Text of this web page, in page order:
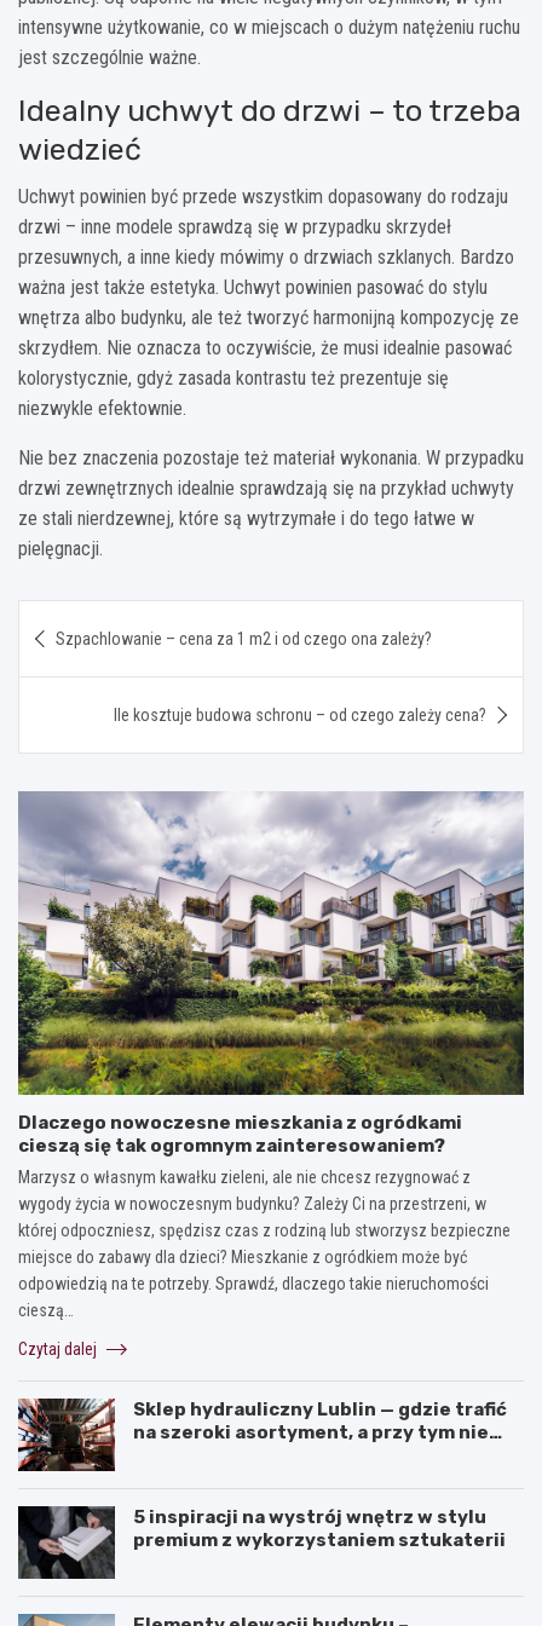
intensywne użytkowanie, co w miejscach o dużym natężeniu ruchu
jest szczególnie ważne.
Idealny uchwyt do drzwi – to trzeba
wiedzieć
Uchwyt powinien być przede wszystkim dopasowany do rodzaju
drzwi – inne modele sprawdzą się w przypadku skrzydeł
przesuwnych, a inne kiedy mówimy o drzwiach szklanych. Bardzo
ważna jest także estetyka. Uchwyt powinien pasować do stylu
wnętrza albo budynku, ale też tworzyć harmonijną kompozycję ze
skrzydłem. Nie oznacza to oczywiście, że musi idealnie pasować
kolorystycznie, gdyż zasada kontrastu też prezentuje się
niezwykle efektownie.
Nie bez znaczenia pozostaje też materiał wykonania. W przypadku
drzwi zewnętrznych idealnie sprawdzają się na przykład uchwyty
ze stali nierdzewnej, które są wytrzymałe i do tego łatwe w
pielęgnacji.
wpisu
Szpachlowanie – cena za 1 m2 i od czego ona zależy?
Ile kosztuje budowa schronu – od czego zależy cena?
Dlaczego nowoczesne mieszkania z ogródkami
cieszą się tak ogromnym zainteresowaniem?
Marzysz o własnym kawałku zieleni, ale nie chcesz rezygnować z
wygody życia w nowoczesnym budynku? Zależy Ci na przestrzeni, w
której odpoczniesz, spędzisz czas z rodziną lub stworzysz bezpieczne
miejsce do zabawy dla dzieci? Mieszkanie z ogródkiem może być
odpowiedzią na te potrzeby. Sprawdź, dlaczego takie nieruchomości
cieszą…
Czytaj dalej
Sklep hydrauliczny Lublin — gdzie trafić
na szeroki asortyment, a przy tym nie
5 inspiracji na wystrój wnętrz w stylu
premium z wykorzystaniem sztukaterii